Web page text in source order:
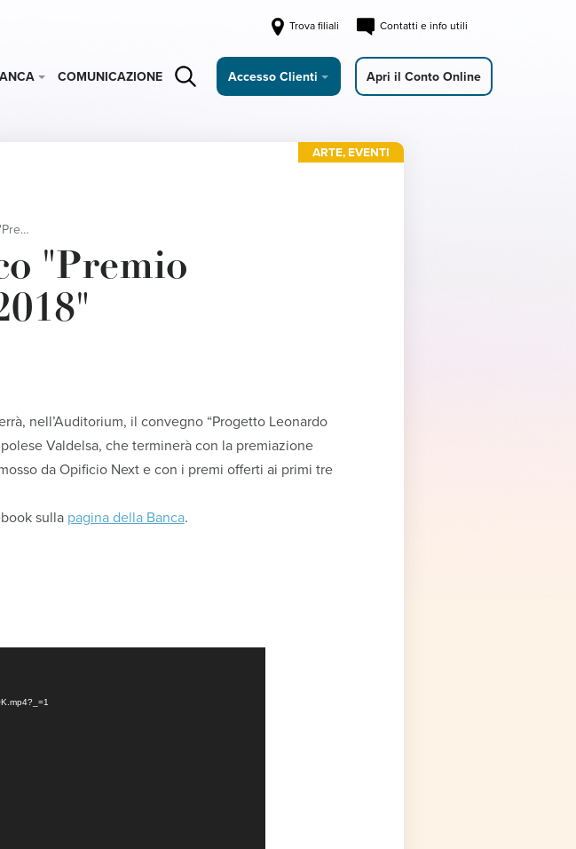
Trova filiali Contatti e info utili
COMUNICAZIONE Accesso Clienti Apri il Conto Online
2018"
"Premio
ARTE,EVENTI
nell’Auditorium, il convegno “Progetto Leonardo
Valdelsa, che terminerà con la premiazione
da Opificio Next e con i premi offerti ai primi tre
sulla pagina della Banca.